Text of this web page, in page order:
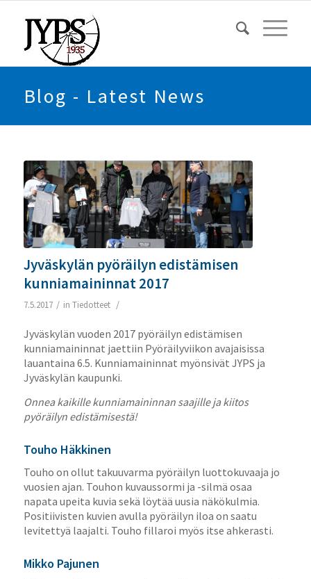
Blog - Latest News
Jyväskylän pyöräilyn edistämisen
kunniamaininnat 2017
7.5.2017 / in Tiedotteet /
Jyväskylän vuoden 2017 pyöräilyn edistämisen
kunniamaininnat jaettiin Pyöräilyviikon avajaisissa
lauantaina 6.5. Kunniamaininnat myönsivät JYPS ja
Jyväskylän kaupunki.
Onnea kaikille kunniamaininnan saajille ja kiitos
pyöräilyn edistämisestä!
Touho Häkkinen
Touho on ollut takuuvarma pyöräilyn luottokuvaaja jo
vuosien ajan. Touhon kuvaussormi ja -silmä osaa
napata upeita kuvia sekä löytää uusia näkökulmia.
Positiivisten kuvien avulla pyöräilyn iloa on saatu
levitettyä laajalti. Touho fillaroi myös itse ahkerasti.
Mikko Pajunen